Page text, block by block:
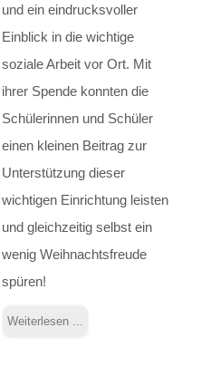
und ein eindrucksvoller
Einblick in die wichtige
soziale Arbeit vor Ort. Mit
ihrer Spende konnten die
Schülerinnen und Schüler
einen kleinen Beitrag zur
Unterstützung dieser
wichtigen Einrichtung leisten
und gleichzeitig selbst ein
wenig Weihnachtsfreude
spüren!
Weiterlesen ...